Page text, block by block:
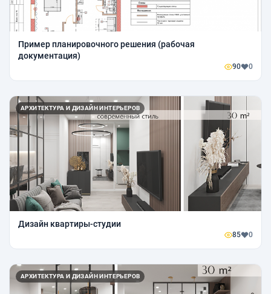
Пример планировочного решения (рабочая
документация)
90 0
АРХИТЕКТУРА И ДИЗАЙН ИНТЕРЬЕРОВ
Дизайн квартиры-студии
85 0
АРХИТЕКТУРА И ДИЗАЙН ИНТЕРЬЕРОВ